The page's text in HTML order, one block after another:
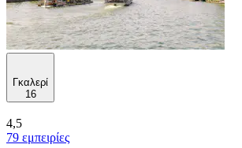
Γκαλερί
16
4,5
79 εμπειρίες